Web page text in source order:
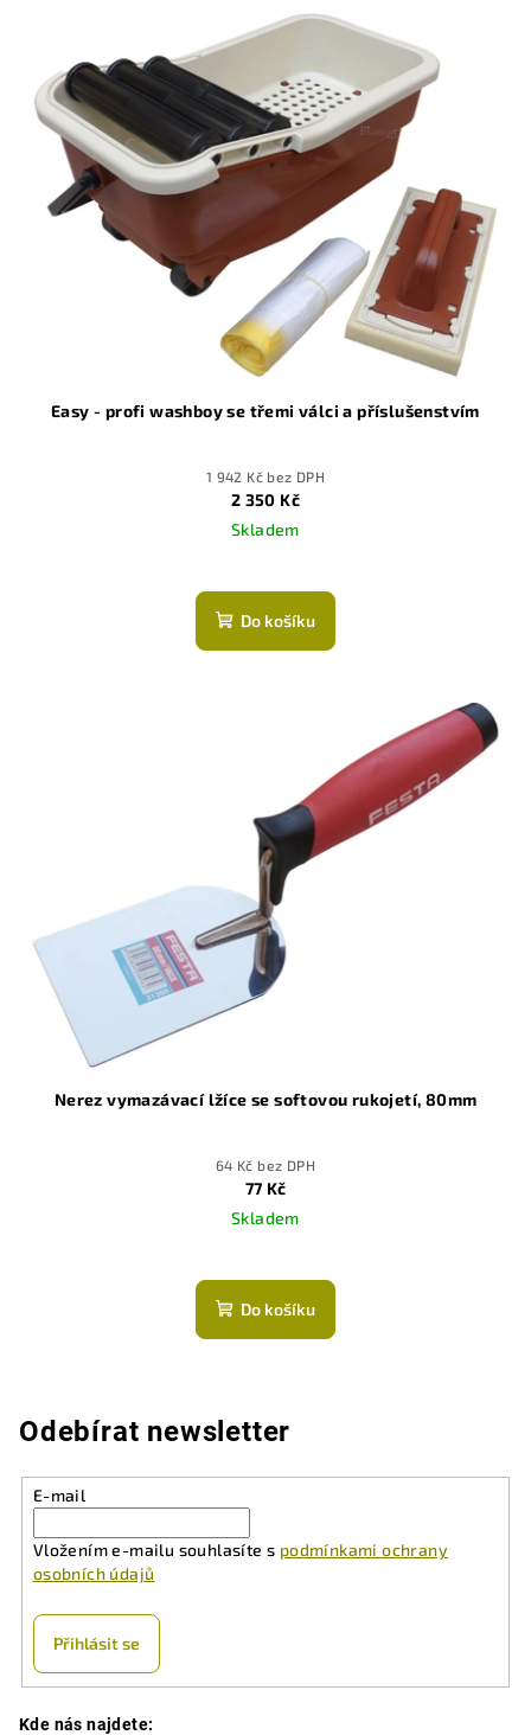
Easy - profi washboy se třemi válci a příslušenstvím
1 942 Kč bez DPH
2 350 Kč
Skladem
Do košíku
Nerez vymazávací lžíce se softovou rukojetí, 80mm
64 Kč bez DPH
77 Kč
Skladem
Do košíku
Odebírat newsletter
E-mail
Vložením e-mailu souhlasíte s podmínkami ochrany
osobních údajů
Přihlásit se
Kde nás najdete: